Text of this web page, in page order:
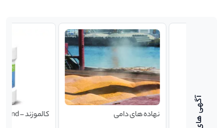
نهاده های دامی کالموزند – calmozand